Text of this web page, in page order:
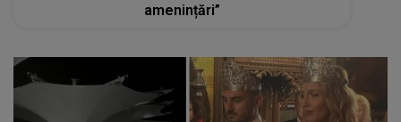
amenințări”